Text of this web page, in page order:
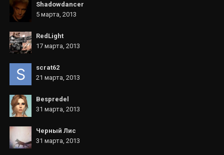
Shadowdancer
5 марта, 2013
RedLight
17 марта, 2013
scrat62
21 марта, 2013
Bespredel
31 марта, 2013
Черный Лис
31 марта, 2013